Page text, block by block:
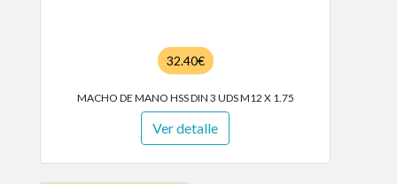
32.40€
MACHO DE MANO HSS DIN 3 UDS M12 X 1.75
Ver detalle